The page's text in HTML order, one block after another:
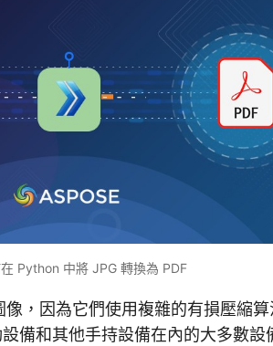
Python 中將 JPG 轉換為 PDF
像，因為它們使用複雜的有損壓縮
備和其他手持設備在內的大多數設